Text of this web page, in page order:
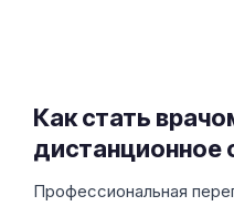
Как стать
дистанционное
Профессиональная